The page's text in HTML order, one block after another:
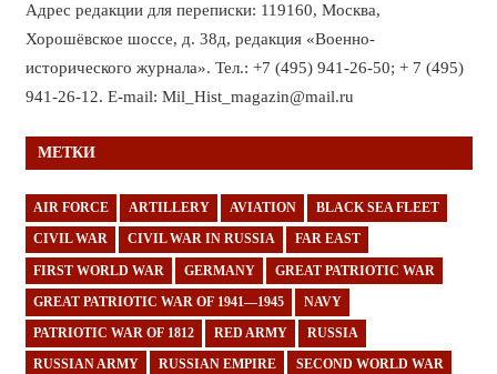
Адрес редакции для переписки: 119160, Москва,
Хорошёвское шоссе, д. 38д, редакция «Военно-
исторического журнала». Тел.: +7 (495) 941-26-50; + 7 (495)
941-26-12. E-mail: Mil_Hist_magazin@mail.ru
МЕТКИ
AIR FORCE ARTILLERY AVIATION BLACK SEA FLEET
CIVIL WAR CIVIL WAR IN RUSSIA FAR EAST
FIRST WORLD WAR GERMANY GREAT PATRIOTIC WAR
GREAT PATRIOTIC WAR OF 1941—1945 NAVY
PATRIOTIC WAR OF 1812 RED ARMY RUSSIA
RUSSIAN ARMY RUSSIAN EMPIRE SECOND WORLD WAR